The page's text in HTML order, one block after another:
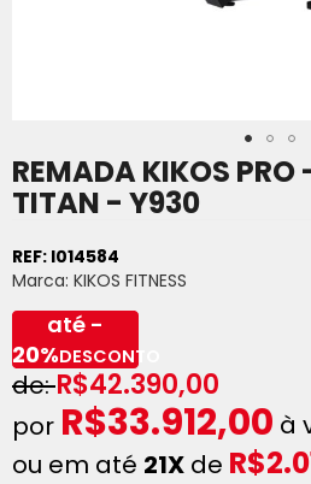
REMADA KIKOS PRO
TITAN - Y930
REF: I014584
Marca: KIKOS FITNESS
R$42.390,00
até -
20%DESCONTO
R$33.912,00 à
ou em até 21X de
Saltar
para
o
da
Galeria
de
imagens